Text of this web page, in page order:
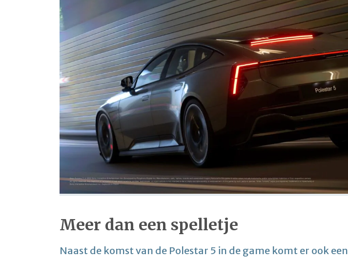
Meer dan een spelletje
Naast de komst van de Polestar 5 in de game komt er ook een